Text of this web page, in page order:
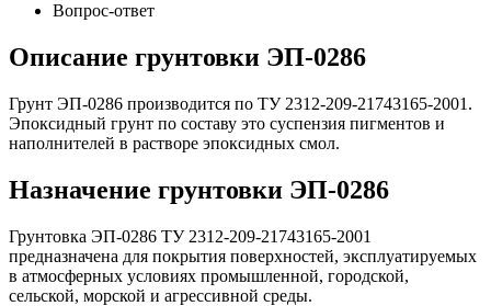
Вопрос-ответ
Описание грунтовки ЭП-0286
Грунт ЭП-0286 производится по ТУ 2312-209-21743165-2001.
Эпоксидный грунт по составу это суспензия пигментов и
наполнителей в растворе эпоксидных смол.
Назначение грунтовки ЭП-0286
Грунтовка ЭП-0286 ТУ 2312-209-21743165-2001
предназначена для покрытия поверхностей, эксплуатируемых
в атмосферных условиях промышленной, городской,
сельской, морской и агрессивной среды.